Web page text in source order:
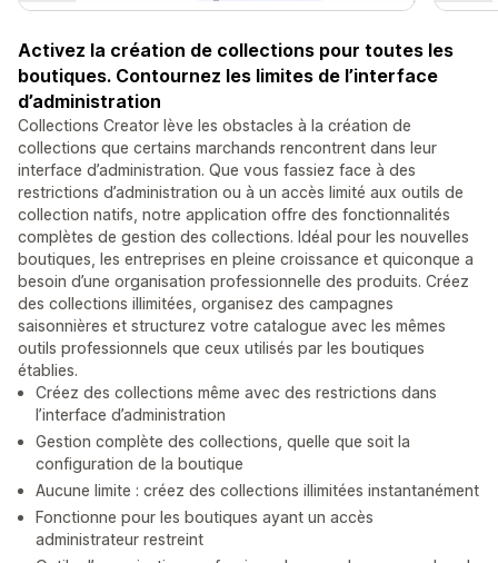
Activez la création de collections pour toutes les
boutiques. Contournez les limites de l’interface
d’administration
Collections Creator lève les obstacles à la création de
collections que certains marchands rencontrent dans leur
interface d’administration. Que vous fassiez face à des
restrictions d’administration ou à un accès limité aux outils de
collection natifs, notre application offre des fonctionnalités
complètes de gestion des collections. Idéal pour les nouvelles
boutiques, les entreprises en pleine croissance et quiconque a
besoin d’une organisation professionnelle des produits. Créez
des collections illimitées, organisez des campagnes
saisonnières et structurez votre catalogue avec les mêmes
outils professionnels que ceux utilisés par les boutiques
établies.
Créez des collections même avec des restrictions dans
l’interface d’administration
Gestion complète des collections, quelle que soit la
configuration de la boutique
Aucune limite : créez des collections illimitées instantanément
Fonctionne pour les boutiques ayant un accès
administrateur restreint